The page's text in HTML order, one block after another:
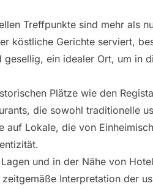
Treffpunkte sind mehr als
köstliche Gerichte serviert,
ein idealer Ort, um in
Plätze wie den
die sowohl traditionelle
auf Lokale, die von
und in der Nähe von
Interpretation der